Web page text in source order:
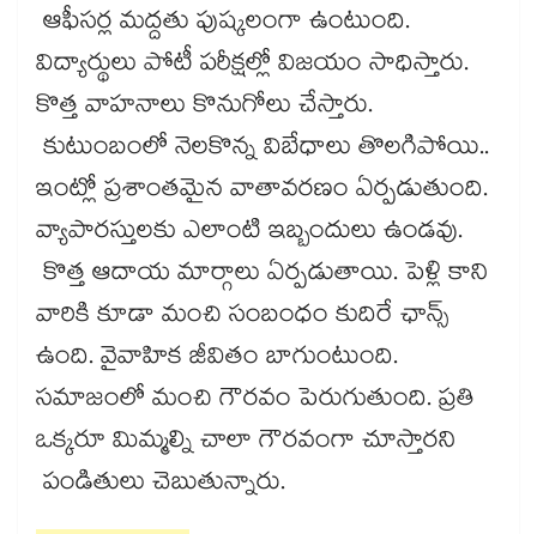
ఆఫీసర్ల మద్దతు పుష్కలంగా ఉంటుంది.
విద్యార్థులు పోటీ పరీక్షల్లో విజయం సాధిస్తారు.
కొత్త వాహనాలు కొనుగోలు చేస్తారు.
కుటుంబంలో నెలకొన్న విబేధాలు తొలగిపోయి..
ఇంట్లో ప్రశాంతమైన వాతావరణం ఏర్పడుతుంది.
వ్యాపారస్తులకు ఎలాంటి ఇబ్బందులు ఉండవు.
కొత్త ఆదాయ మార్గాలు ఏర్పడుతాయి. పెళ్లి కాని
వారికి కూడా మంచి సంబంధం కుదిరే ఛాన్స్
ఉంది. వైవాహిక జీవితం బాగుంటుంది.
సమాజంలో మంచి గౌరవం పెరుగుతుంది. ప్రతి
ఒక్కరూ మిమ్మల్ని చాలా గౌరవంగా చూస్తారని
పండితులు చెబుతున్నారు.